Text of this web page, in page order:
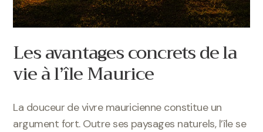
Les avantages concrets de la
vie à l’île Maurice
La douceur de vivre mauricienne constitue un
argument fort. Outre ses paysages naturels, l’île se